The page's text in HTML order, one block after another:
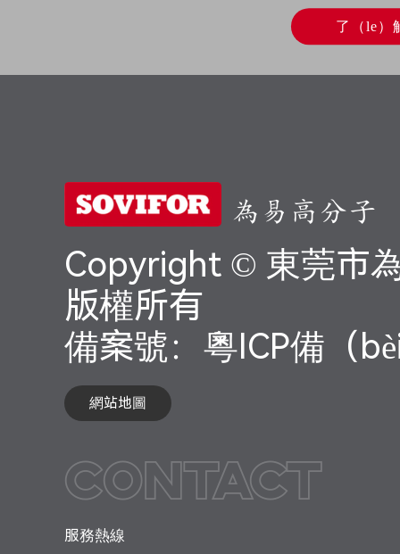
了（le）
為易高分子
Copyright © 東莞市
版權所有
備案號： 粵ICP備（
網站地圖
Contact
服務熱線